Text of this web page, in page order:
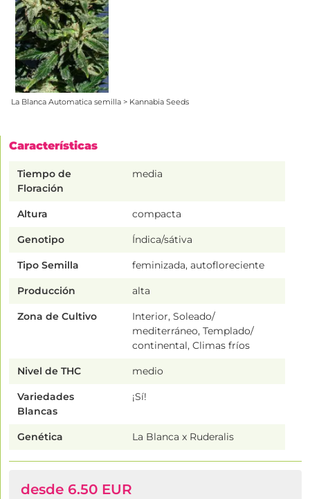
La Blanca Automatica semilla > Kannabia Seeds
Características
Tiempo de
Floración
media
Altura compacta
Genotipo Índica/sátiva
Tipo Semilla feminizada, autofloreciente
Producción alta
Zona de Cultivo
Interior, Soleado/
mediterráneo, Templado/
continental, Climas fríos
Nivel de THC medio
Variedades
Blancas
¡Sí!
Genética La Blanca x Ruderalis
desde 6.50 EUR